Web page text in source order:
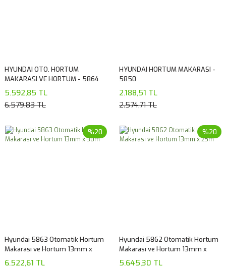
HYUNDAI OTO. HORTUM
MAKARASI VE HORTUM - 5864
5.592,85 TL
6.579,83 TL
HYUNDAI HORTUM MAKARASI -
5850
2.188,51 TL
2.574,71 TL
%20
Hyundai 5863 Otomatik Hortum
Makarası ve Hortum 13mm x
30m
6.522,61 TL
%20
Hyundai 5862 Otomatik Hortum
Makarası ve Hortum 13mm x
25m
5.645,30 TL